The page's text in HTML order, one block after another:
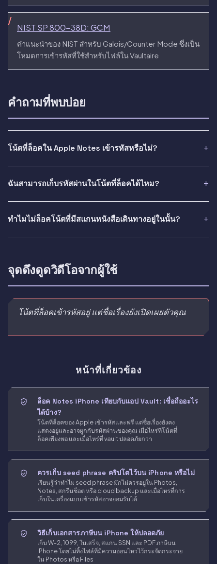
NIST SP 800-38D: GCM
คำแนะนำของ NIST สำหรับ Galois/Counter Mode ซึ่งเป็น
โหมดการเข้ารหัสที่ใช้สำหรับไฟล์ใน Vaultaire
คำถามที่พบบ่อย
โน้ตที่ล็อคใน Apple Notes เข้ารหัสหรือไม่?
ฉันสามารถเก็บรหัสผ่านในโน้ตที่ล็อคได้ไหม?
ทำไมไม่ล็อคโน้ตที่มีสแกนหนังสือเดินทางอยู่ในนั้น?
จุดดึงดูดวิดีโอจากผู้ใช้
โน้ตที่ล็อคเข้ารหัสอยู่ แต่ชื่อเรื่องยังเปิดเผยตัวคุณ
หน้าที่เกี่ยวข้อง
ล็อค Notes iPhone เทียบกับแอป Vault: เชื่อถืออะไร
ได้บ้าง?
โน้ตที่ล็อคของ Apple เข้ารหัสและฟรี แต่ชื่อเรื่องยังคง
แสดงอยู่และอาจผูกกับรหัสผ่านของคุณ เมื่อไหร่ที่โน้ตที่
ล็อคเพียงพอ และเมื่อไหร่ที่ vault ปลอดภัยกว่า
ควรเก็บ seed phrase คริปโตไว้บน iPhone หรือไม่
เรียนรู้ว่าทำไม seed phrase มักไม่ควรอยู่ใน Photos,
Notes, สกรีนช็อต หรือ cloud backup และเมื่อไหรที่การ
เก็บในเครื่องแบบเข้ารหัสอาจยอมรับได้
วิธีเก็บเอกสารภาษีบน iPhone ให้ปลอดภัย
เก็บ W-2, 1099, ใบเสร็จ, สแกน SSN และ PDF ภาษีบน
iPhone โดยไม่ทิ้งไฟล์ที่มีความอ่อนไหวไว้กระจัดกระจาย
ใน Photos หรือ Files